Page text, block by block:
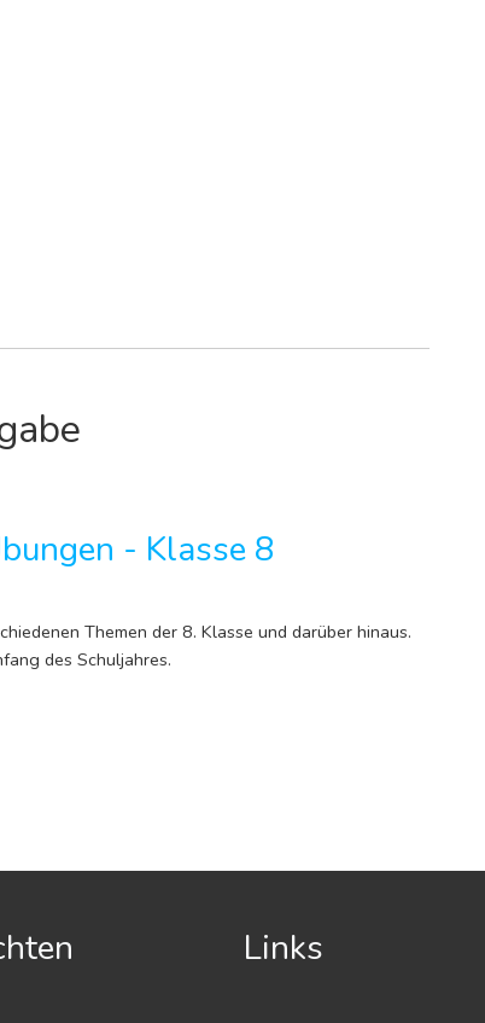
- Klasse 8
Themen der 8. Klasse und darüber hinaus.
des Schuljahres.
Links